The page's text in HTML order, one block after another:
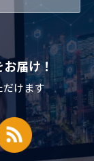
届け！
だけます